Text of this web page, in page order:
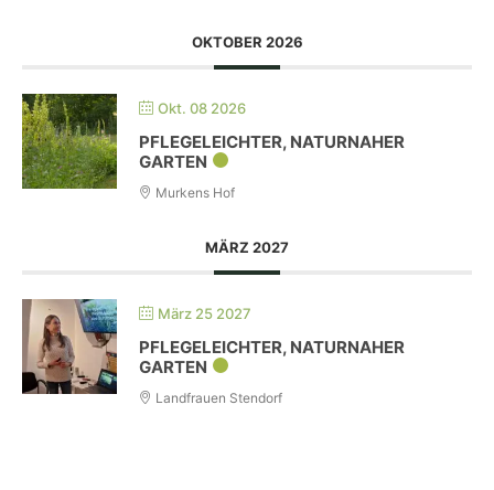
OKTOBER 2026
Okt. 08 2026
PFLEGELEICHTER, NATURNAHER
GARTEN
Murkens Hof
MÄRZ 2027
März 25 2027
PFLEGELEICHTER, NATURNAHER
GARTEN
Landfrauen Stendorf